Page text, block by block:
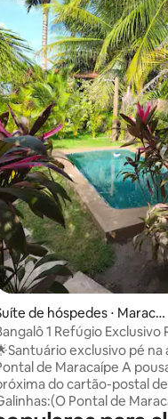
média de 5, 198
de hóspedes ⋅ Maracai
1 Refúgio Exclusivo
PV
exclusivo pé na
de Maracaípe A
do cartão-postal
Pontal de